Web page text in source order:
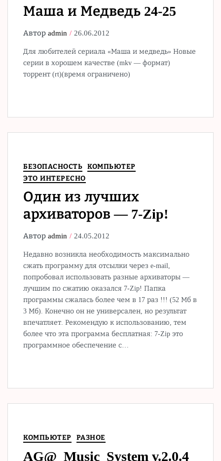
Маша и Медведь 24-25
Авторadmin 26.06.2012
Для любителей сериала «Маша и медведь» Новые
серии в хорошем качестве (mkv — формат)
торрент (rt)(время ограничено)
БЕЗОПАСНОСТЬ
КОМПЬЮТЕР
ЭТО ИНТЕРЕСНО
Один из лучших
архиваторов — 7-Zip!
Авторadmin 24.05.2012
Недавно возникла необходимость максимально
сжать программу для отсылки через e-mail,
попробовал использовать разные архиваторы —
лучшим по сжатию оказался 7-Zip! Папка
программы сжалась более чем в 17 раз !!! (52 Мб в
3 Мб). Конечно он не универсален, но результат
впечатляет. Рекомендую к использованию, тем
более что эта программа бесплатная: 7-Zip это
программное обеспечение с…
КОМПЬЮТЕР РАЗНОЕ
AG@_Music_System v.2.0.4